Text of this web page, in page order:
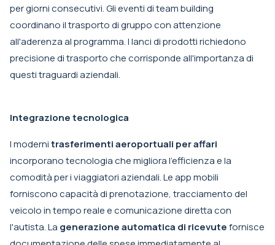
per giorni consecutivi. Gli eventi di team building
coordinano il trasporto di gruppo con attenzione
all'aderenza al programma. I lanci di prodotti richiedono
precisione di trasporto che corrisponde all'importanza di
questi traguardi aziendali.
Integrazione tecnologica
I modernitrasferimenti aeroportuali per affari
incorporano tecnologia che migliora l'efficienza e la
comodità per i viaggiatori aziendali. Le app mobili
forniscono capacità di prenotazione, tracciamento del
veicolo in tempo reale e comunicazione diretta con
l'autista. La generazione automatica di ricevutefornisce